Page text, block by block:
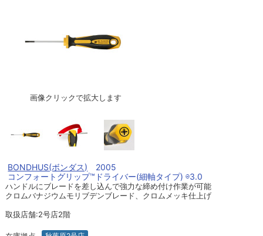
画像クリックで拡大します
BONDHUS(ボンダス) 2005
コンフォートグリップ™ドライバー(細軸タイプ) ⊖3.0
ハンドルにブレードを差し込んで強力な締め付け作業が可能
クロムバナジウムモリブデンブレード、クロムメッキ仕上げ
取扱店舗:2号店2階